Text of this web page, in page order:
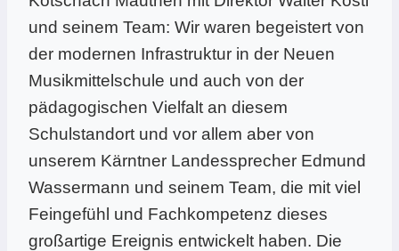
und seinem Team: Wir waren begeistert von
der modernen Infrastruktur in der Neuen
Musikmittelschule und auch von der
pädagogischen Vielfalt an diesem
Schulstandort und vor allem aber von
unserem Kärntner Landessprecher Edmund
Wassermann und seinem Team, die mit viel
Feingefühl und Fachkompetenz dieses
großartige Ereignis entwickelt haben. Die